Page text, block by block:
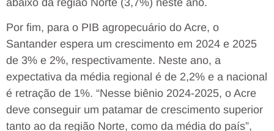
Por fim, para o PIB agropecuário do Acre, o
Santander espera um crescimento em 2024 e 2025
de 3% e 2%, respectivamente. Neste ano, a
expectativa da média regional é de 2,2% e a nacional
é retração de 1%. “Nesse biênio 2024-2025, o Acre
deve conseguir um patamar de crescimento superior
tanto ao da região Norte, como da média do país”,